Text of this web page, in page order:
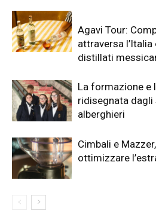
Agavi Tour:
attraversa
distillati
La formazione e
ridisegnata
alberghieri
Cimbali e
ottimizzare